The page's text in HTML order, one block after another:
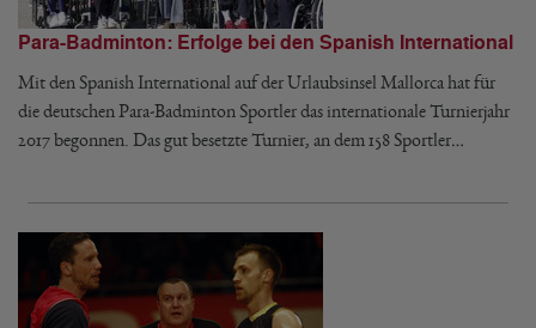
Para-Badminton: Erfolge bei den Spanish International
Mit den Spanish International auf der Urlaubsinsel Mallorca hat für
die deutschen Para-Badminton Sportler das internationale Turnierjahr
2017 begonnen. Das gut besetzte Turnier, an dem 158 Sportler…